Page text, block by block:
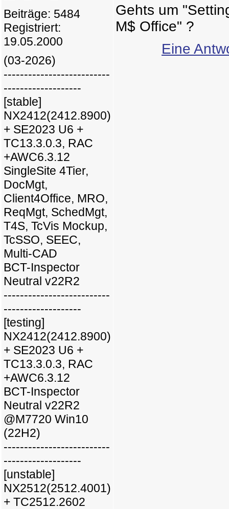
Beiträge: 5484
Registriert:
19.05.2000
(03-2026)
--------------------------
-------------------
[stable]
NX2412(2412.8900)
+ SE2023 U6 +
TC13.3.0.3, RAC
+AWC6.3.12
SingleSite 4Tier,
DocMgt,
Client4Office, MRO,
ReqMgt, SchedMgt,
T4S, TcVis Mockup,
TcSSO, SEEC,
Multi-CAD
BCT-Inspector
Neutral v22R2
--------------------------
-------------------
[testing]
NX2412(2412.8900)
+ SE2023 U6 +
TC13.3.0.3, RAC
+AWC6.3.12
BCT-Inspector
Neutral v22R2
@M7720 Win10
(22H2)
--------------------------
-------------------
[unstable]
NX2512(2512.4001)
+ TC2512.2602
Gehts um
M$ Office" ?
Eine